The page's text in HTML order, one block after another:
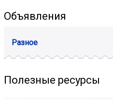
Объявления
Разное
Полезные ресурсы